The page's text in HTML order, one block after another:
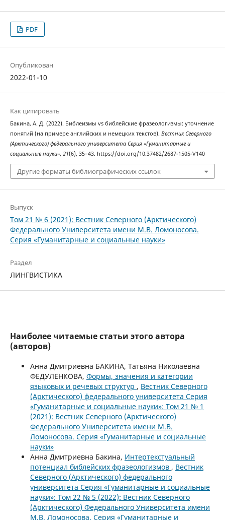
PDF
Опубликован
2022-01-10
Как цитировать
Бакина, А. Д. (2022). Библеизмы vs библейские фразеологизмы: уточнение
понятий (на примере английских и немецких текстов). Вестник Северного
(Арктического) федерального университета Серия «Гуманитарные и
социальные науки», 21(6), 35–43. https://doi.org/10.37482/2687-1505-V140
Другие форматы библиографических ссылок
Выпуск
Том 21 № 6 (2021): Вестник Северного (Арктического)
Федерального Университета имени М.В. Ломоносова.
Серия «Гуманитарные и социальные науки»
Раздел
ЛИНГВИСТИКА
Наиболее читаемые статьи этого автора
(авторов)
Анна Дмитриевна БАКИНА, Татьяна Николаевна
ФЕДУЛЕНКОВА, Формы, значения и категории
языковых и речевых структур , Вестник Северного
(Арктического) федерального университета Серия
«Гуманитарные и социальные науки»: Том 21 № 1
(2021): Вестник Северного (Арктического)
Федерального Университета имени М.В.
Ломоносова. Серия «Гуманитарные и социальные
науки»
Анна Дмитриевна Бакина, Интертекстуальный
потенциал библейских фразеологизмов , Вестник
Северного (Арктического) федерального
университета Серия «Гуманитарные и социальные
науки»: Том 22 № 5 (2022): Вестник Северного
(Арктического) Федерального Университета имени
М.В. Ломоносова. Серия «Гуманитарные и